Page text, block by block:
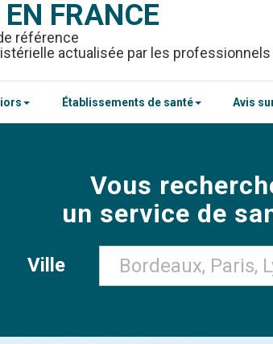
FRANCE
référence
actualisée par les professionnels
Établissements de santé Avis
Vous
un service de
Ville